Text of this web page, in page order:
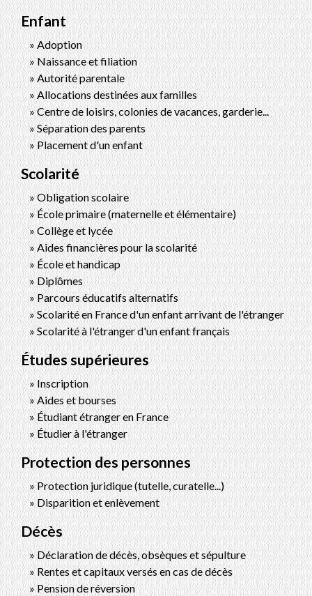
Enfant
Adoption
Naissance et filiation
Autorité parentale
Allocations destinées aux familles
Centre de loisirs, colonies de vacances, garderie...
Séparation des parents
Placement d'un enfant
Scolarité
Obligation scolaire
École primaire (maternelle et élémentaire)
Collège et lycée
Aides financières pour la scolarité
École et handicap
Diplômes
Parcours éducatifs alternatifs
Scolarité en France d'un enfant arrivant de l'étranger
Scolarité à l'étranger d'un enfant français
Études supérieures
Inscription
Aides et bourses
Étudiant étranger en France
Étudier à l'étranger
Protection des personnes
Protection juridique (tutelle, curatelle...)
Disparition et enlèvement
Décès
Déclaration de décès, obsèques et sépulture
Rentes et capitaux versés en cas de décès
Pension de réversion